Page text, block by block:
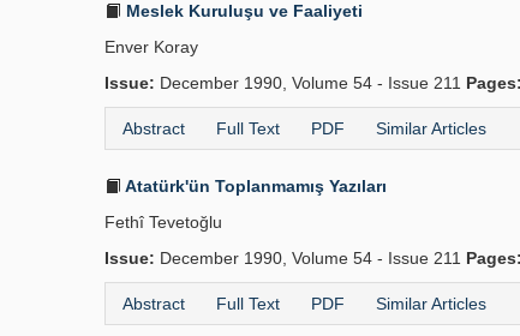
Meslek Kuruluşu ve Faaliyeti
Enver Koray
Issue: December 1990, Volume 54 - Issue 211 Pages:
Abstract Full Text PDF Similar Articles
Atatürk'ün Toplanmamış Yazıları
Fethî Tevetoğlu
Issue: December 1990, Volume 54 - Issue 211 Pages:
Abstract Full Text PDF Similar Articles